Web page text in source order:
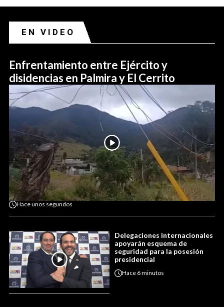
EN VIDEO
Enfrentamiento entre Ejército y
disidencias en Palmira y El Cerrito
Haceunos segundos
Delegaciones internacionales
apoyarán esquema de
seguridad para la posesión
presidencial
Hace 6 minutos